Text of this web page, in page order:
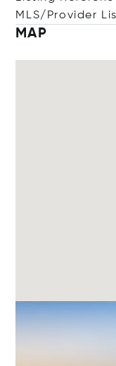
MLS/Provider
MAP